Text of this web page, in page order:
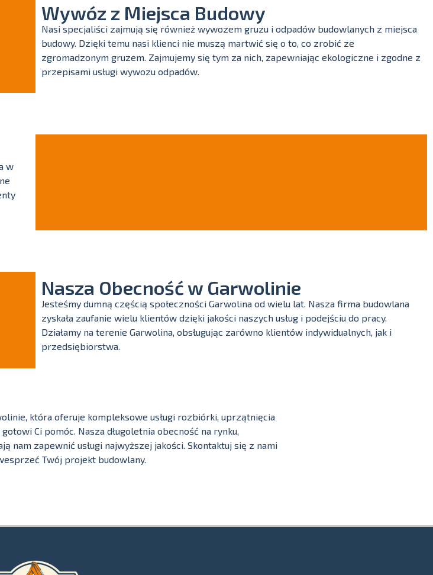
Wywóz z Miejsca Budowy
Nasi specjaliści zajmują się również wywozem gruzu i odpadów budowlanych z miejsca
budowy. Dzięki temu nasi klienci nie muszą martwić się o to, co zrobić ze
zgromadzonym gruzem. Zajmujemy się tym za nich, zapewniając ekologiczne i zgodne z
przepisami usługi wywozu odpadów.
w
Nasza Obecność w Garwolinie
Jesteśmy dumną częścią społeczności Garwolina od wielu lat. Nasza firma budowlana
zyskała zaufanie wielu klientów dzięki jakości naszych usług i podejściu do pracy.
Działamy na terenie Garwolina, obsługując zarówno klientów indywidualnych, jak i
przedsiębiorstwa.
która oferuje kompleksowe usługi rozbiórki, uprzątnięcia
Ci pomóc. Nasza długoletnia obecność na rynku,
zapewnić usługi najwyższej jakości. Skontaktuj się z nami
Twój projekt budowlany.